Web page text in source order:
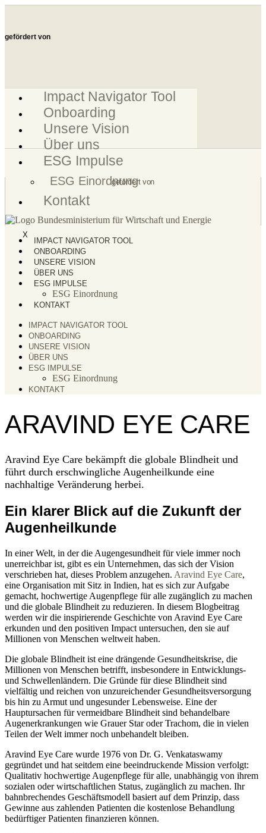
gefördert von
Impact Navigator Tool
Onboarding
Unsere Vision
Über uns
ESG Impulse
ESG Einordnung
Kontakt
X
gefördert von
IMPACT NAVIGATOR TOOL
ONBOARDING
UNSERE VISION
ÜBER UNS
ESG IMPULSE
ESG Einordnung
KONTAKT
IMPACT NAVIGATOR TOOL
ONBOARDING
UNSERE VISION
ÜBER UNS
ESG IMPULSE
ESG Einordnung
KONTAKT
ARAVIND EYE CARE
Aravind Eye Care bekämpft die globale Blindheit und
führt durch erschwingliche Augenheilkunde eine
nachhaltige Veränderung herbei.
Ein klarer Blick auf die Zukunft der
Augenheilkunde
In einer Welt, in der die Augengesundheit für viele immer noch
unerreichbar ist, gibt es ein Unternehmen, das sich der Vision
verschrieben hat, dieses Problem anzugehen. Aravind Eye Care,
eine Organisation mit Sitz in Indien, hat es sich zur Aufgabe
gemacht, hochwertige Augenpflege für alle zugänglich zu machen
und die globale Blindheit zu reduzieren. In diesem Blogbeitrag
werden wir die inspirierende Geschichte von Aravind Eye Care
erkunden und den positiven Impact untersuchen, den sie auf
Millionen von Menschen weltweit haben.
Die globale Blindheit ist eine drängende Gesundheitskrise, die
Millionen von Menschen betrifft, insbesondere in Entwicklungs-
und Schwellenländern. Die Gründe für diese Blindheit sind
vielfältig und reichen von unzureichender Gesundheitsversorgung
bis hin zu Armut und ungesunder Lebensweise. Eine der
Hauptursachen für vermeidbare Blindheit sind behandelbare
Augenerkrankungen wie Grauer Star oder Trachom, die in vielen
Teilen der Welt immer noch unbehandelt bleiben.
Aravind Eye Care wurde 1976 von Dr. G. Venkataswamy
gegründet und hat seitdem eine beeindruckende Mission verfolgt:
Qualitativ hochwertige Augenpflege für alle, unabhängig von ihrem
sozialen oder wirtschaftlichen Status, zugänglich zu machen. Ihr
bahnbrechendes Geschäftsmodell basiert auf dem Prinzip, dass
Gewinne aus zahlenden Patienten die kostenlose Behandlung
bedürftiger Patienten finanzieren können.